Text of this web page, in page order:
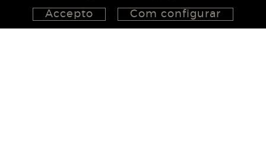
Accepto
Com configurar